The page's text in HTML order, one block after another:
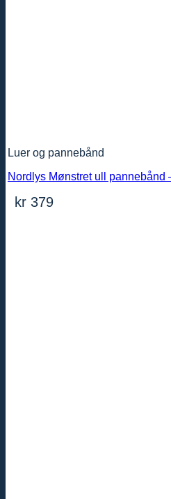
Luer og pannebånd
Nordlys Mønstret ull pannebånd
kr 379